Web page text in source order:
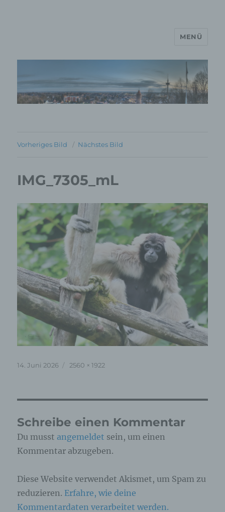
MP Mario Porten Beratung
Training Coaching
MENÜ
Vorheriges Bild Nächstes Bild
IMG_7305_mL
Veröffentlicht
14. Juni 2026 Originalgröße
2560 × 1922
Schreibe einen Kommentar
Du musst angemeldet sein, um einen
Kommentar abzugeben.
Diese Website verwendet Akismet, um Spam zu
reduzieren. Erfahre, wie deine
Kommentardaten verarbeitet werden.